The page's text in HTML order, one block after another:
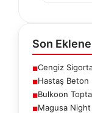
Son
■Cengiz
■Hastaş Beton
■Bulkoon
■Magusa